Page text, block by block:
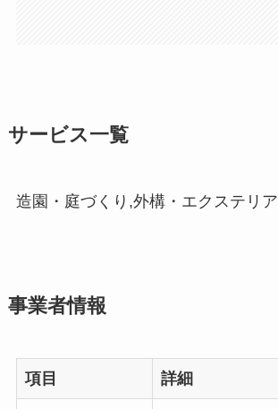
サービス一覧
造園・庭づくり,外構・エクステリア
事業者情報
項目 詳細